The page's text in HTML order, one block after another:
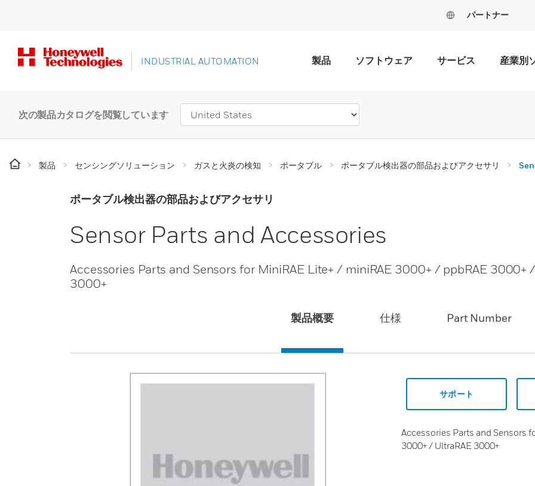
パートナー
INDUSTRIAL AUTOMATION 製品 ソフトウェア サービス 産業別
次の製品カタログを閲覧しています
製品 センシングソリューション ガスと火炎の検知 ポータブル ポータブル検出器の部品およびアクセサリ
ポータブル検出器の部品およびアクセサリ
Sensor Parts and Accessories
Accessories Parts and Sensors for MiniRAE Lite+ / miniRAE 3000+ / ppbRAE 3000+
3000+
製品概要 仕様 Part Number
サポート
Accessories Parts and Sensors
3000+ / UltraRAE 3000+